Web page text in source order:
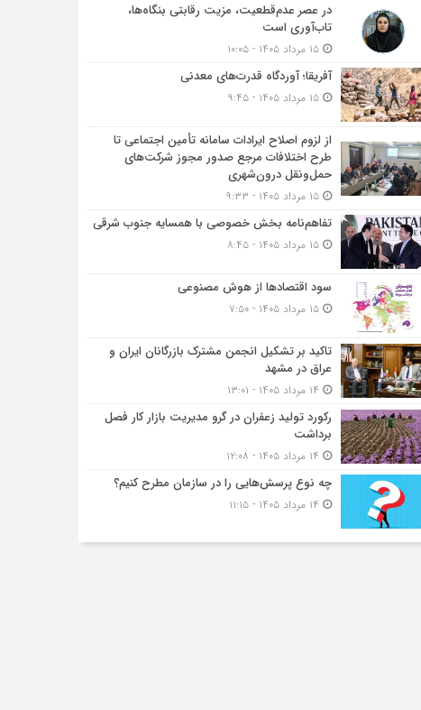
در عصر عدم‌قطعیت، مزیت رقابتی بنگاه‌ها،
تاب‌آوری است
۱۵ مرداد ۱۴۰۵ - ۱۰:۰۵
آفریقا؛ آوردگاه قدرت‌های معدنی
۱۵ مرداد ۱۴۰۵ - ۹:۴۵
از لزوم اصلاح ایرادات سامانه تأمین اجتماعی تا
طرح اختلافات مرجع صدور مجوز شرکت‌های
حمل‌ونقل درون‌شهری
۱۵ مرداد ۱۴۰۵ - ۹:۳۳
تفاهم‌نامه بخش خصوصی با همسایه جنوب شرقی
۱۵ مرداد ۱۴۰۵ - ۸:۴۵
سود اقتصاد‌ها از هوش مصنوعی
۱۵ مرداد ۱۴۰۵ - ۷:۵۰
تاکید بر تشکیل انجمن مشترک بازرگانان ایران و
عراق در مشهد
رکورد تولید زعفران در گرو مدیریت بازار کار فصل
برداشت
چه نوع پرسش‌هایی را در سازمان مطرح کنیم؟